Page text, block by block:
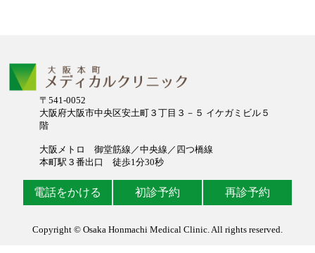
〒541-0052
大阪府大阪市中央区安土町３丁目３－５ イケガミビル５
階
大阪メトロ 御堂筋線／中央線／四つ橋線
本町駅３番出口 徒歩1分30秒
電話をかける 初診予約 再診予約
Copyright © Osaka Honmachi Medical Clinic. All rights reserved.